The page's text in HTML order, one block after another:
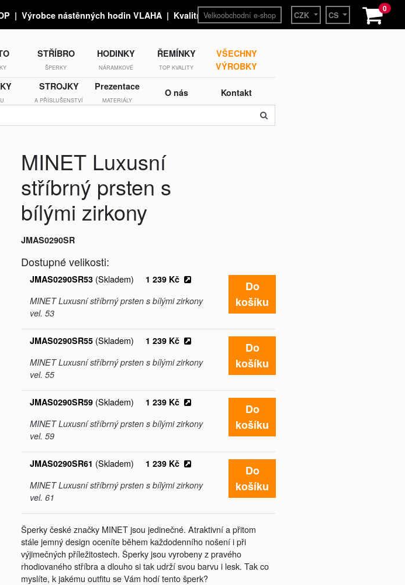
Velkoobchodní e-shop CZK CS
0
| Výrobce nástěnných hodin VLAHA | Kvalitní hodinky a
STŘÍBRO
ŠPERKY
HODINKY
NÁRAMKOVÉ
ŘEMÍNKY
TOP KVALITY
VŠECHNY
VÝROBKY
STROJKY
A PŘÍSLUŠENSTVÍ
Prezentace
MATERIÁLY
O nás Kontakt
MINET Luxusní
stříbrný prsten s
bílými zirkony
JMAS0290SR
Dostupné velikosti:
JMAS0290SR53 (Skladem)
1 239 Kč
MINET Luxusní stříbrný prsten s bílými zirkony
vel. 53
Do
košíku
JMAS0290SR55 (Skladem)
1 239 Kč
MINET Luxusní stříbrný prsten s bílými zirkony
vel. 55
Do
košíku
JMAS0290SR59 (Skladem)
1 239 Kč
MINET Luxusní stříbrný prsten s bílými zirkony
vel. 59
Do
košíku
JMAS0290SR61 (Skladem)
1 239 Kč
MINET Luxusní stříbrný prsten s bílými zirkony
vel. 61
Do
košíku
Šperky české značky MINET jsou jedinečné. Atraktivní a přitom
stále jemný design oceníte během každodenního nošení i při
výjimečných příležitostech. Šperky jsou vyrobeny z pravého
rhodiovaného stříbra a dlouho si tak udrží svou barvu i lesk. Tak co
myslíte, k jakému outfitu se Vám hodí tento šperk?